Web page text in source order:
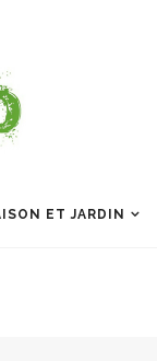
ET JARDIN